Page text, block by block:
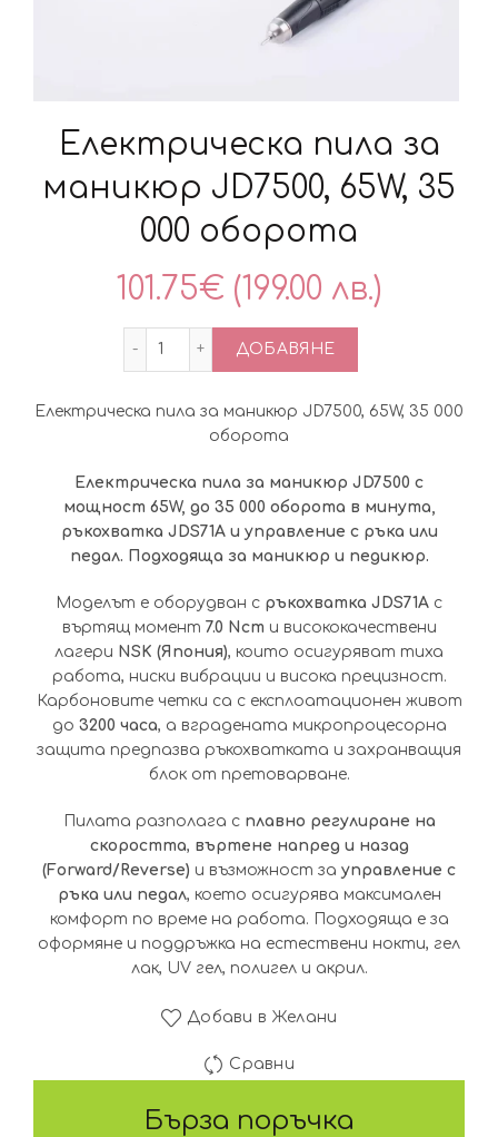
Електрическа пила за
маникюр JD7500, 65W, 35
000 оборота
101.75€ (199.00 лв.)
количество за Електрическа пила за
ДОБАВЯНЕ
Електрическа пила за маникюр JD7500, 65W, 35 000
оборота
Електрическа пила за маникюр JD7500 с
мощност 65W, до 35 000 оборота в минута,
ръкохватка JDS71A и управление с ръка или
педал. Подходяща за маникюр и педикюр.
Моделът е оборудван с ръкохватка JDS71A с
въртящ момент 7.0 Ncm и висококачествени
лагери NSK (Япония), които осигуряват тиха
работа, ниски вибрации и висока прецизност.
Карбоновите четки са с експлоатационен живот
до 3200 часа, а вградената микропроцесорна
защита предпазва ръкохватката и захранващия
блок от претоварване.
Пилата разполага с плавно регулиране на
скоростта, въртене напред и назад
(Forward/Reverse) и възможност за управление с
ръка или педал, което осигурява максимален
комфорт по време на работа. Подходяща е за
оформяне и поддръжка на естествени нокти, гел
лак, UV гел, полигел и акрил.
Добави в Желани
Сравни
Бърза поръчка